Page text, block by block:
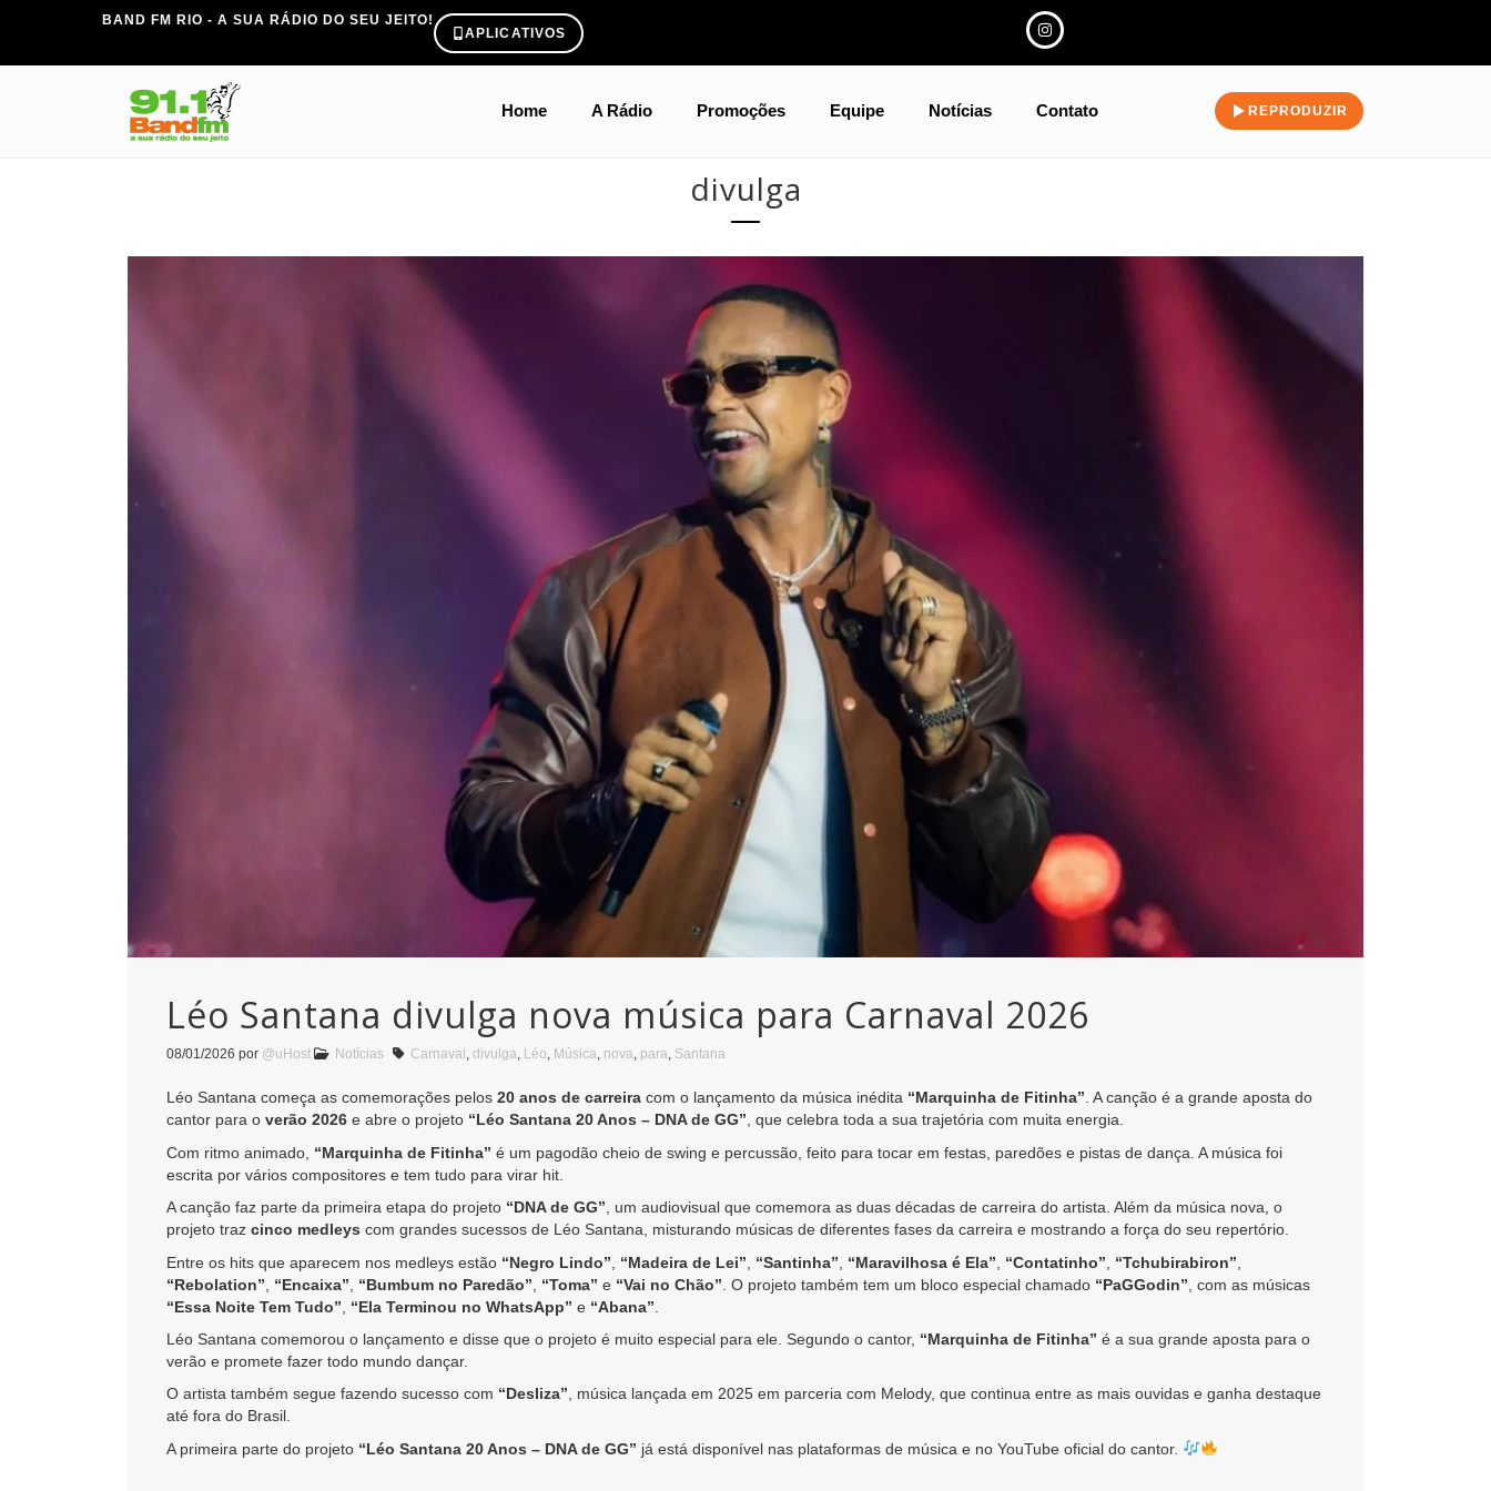
BAND FM RIO - A SUA RÁDIO DO SEU JEITO!
APLICATIVOS
Home A Rádio Promoções Equipe Notícias Contato REPRODUZIR
divulga
Léo Santana divulga nova música para Carnaval 2026
08/01/2026 por @uHost Notícias Carnaval , divulga, Léo, Música, nova, para, Santana
Léo Santana começa as comemorações pelos 20 anos de carreira com o lançamento da música inédita “Marquinha de Fitinha”. A canção é a grande aposta do
cantor para o verão 2026 e abre o projeto “Léo Santana 20 Anos – DNA de GG”, que celebra toda a sua trajetória com muita energia.
Com ritmo animado, “Marquinha de Fitinha” é um pagodão cheio de swing e percussão, feito para tocar em festas, paredões e pistas de dança. A música foi
escrita por vários compositores e tem tudo para virar hit.
A canção faz parte da primeira etapa do projeto “DNA de GG” , um audiovisual que comemora as duas décadas de carreira do artista. Além da música nova, o
projeto traz cinco medleys com grandes sucessos de Léo Santana, misturando músicas de diferentes fases da carreira e mostrando a força do seu repertório.
Entre os hits que aparecem nos medleys estão “Negro Lindo” “Madeira de Lei” “Santinha” “Maravilhosa é Ela” “Contatinho” “Tchubirabiron”
“Rebolation”
“Encaixa” “Bumbum no Paredão” “Toma” e “Vai no Chão” . O projeto também tem um bloco especial chamado “PaGGodin” , com as músicas
“Essa Noite Tem Tudo”
“Ela Terminou no WhatsApp” e “Abana”
Léo Santana comemorou o lançamento e disse que o projeto é muito especial para ele. Segundo o cantor, “Marquinha de Fitinha” é a sua grande aposta para o
verão e promete fazer todo mundo dançar.
O artista também segue fazendo sucesso com “Desliza”, música lançada em 2025 em parceria com Melody, que continua entre as mais ouvidas e ganha destaque
até fora do Brasil.
A primeira parte do projeto “Léo Santana 20 Anos – DNA de GG” já está disponível nas plataformas de música e no YouTube oficial do cantor.